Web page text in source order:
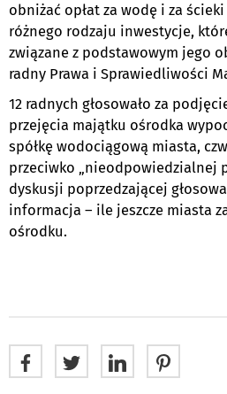
obniżać opłat za wodę i za
różnego rodzaju inwestycje,
związane z podstawowym jego
radny Prawa i Sprawiedliwości
12 radnych głosowało za
przejęcia majątku ośrodka
spółkę wodociągową miasta,
przeciwko „nieodpowiedzialnej
dyskusji poprzedzającej
informacja – ile jeszcze miasta
ośrodku.